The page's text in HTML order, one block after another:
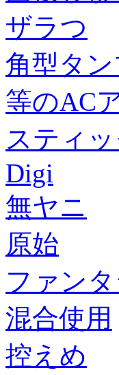
ザラつ
角型タ
等のAC
スティ
Digi
無ヤニ
原始
ファン
混合使用
控えめ